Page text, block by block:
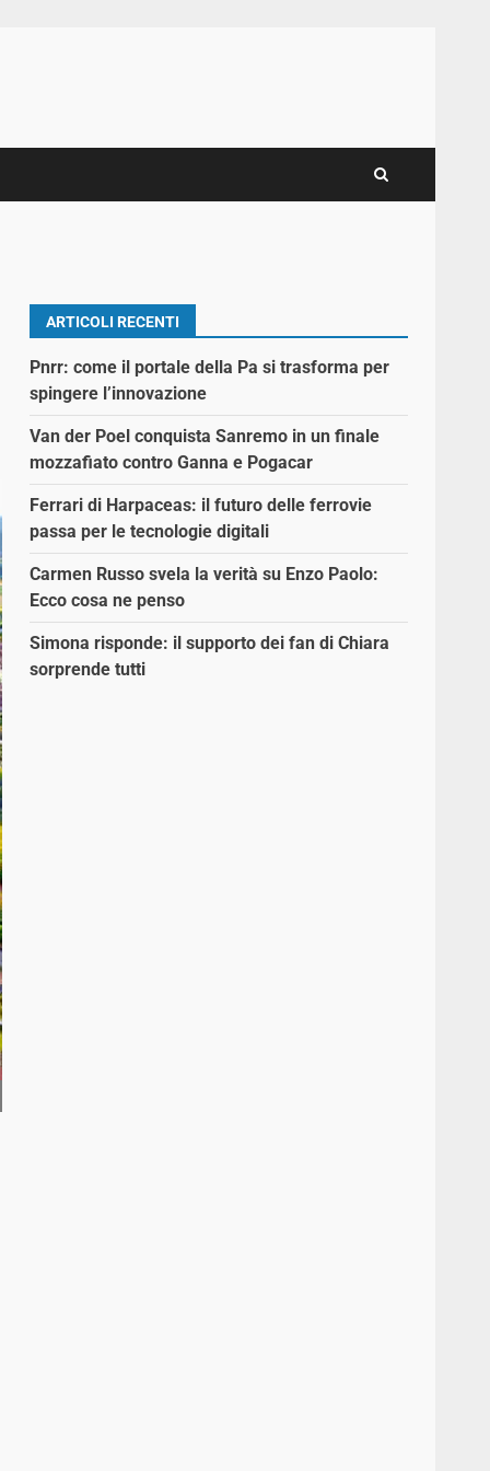
ARTICOLI RECENTI
Pnrr: come il portale della Pa si trasforma per
spingere l’innovazione
Van der Poel conquista Sanremo in un finale
mozzafiato contro Ganna e Pogacar
Ferrari di Harpaceas: il futuro delle ferrovie
passa per le tecnologie digitali
Carmen Russo svela la verità su Enzo Paolo:
Ecco cosa ne penso
Simona risponde: il supporto dei fan di Chiara
sorprende tutti